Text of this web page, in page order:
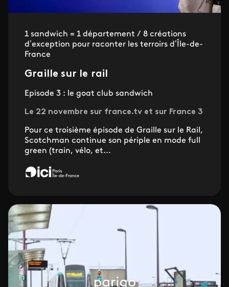
1 sandwich = 1 département / 8 créations
d’exception pour raconter les terroirs d’Île-de-
France
Graille sur le rail
Episode 3 : le goat club sandwich
Le 22 novembre sur france.tv et sur France 3
Pour ce troisième épisode de Graille sur le Rail,
Scotchman continue son périple en mode full
green (train, vélo, et...